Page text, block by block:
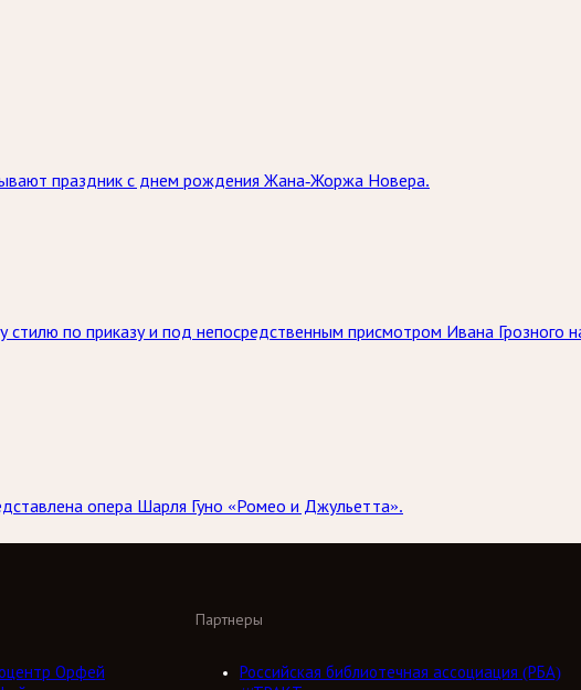
праздник с днем рождения Жана-Жоржа Новера.
по приказу и под непосредственным присмотром Ивана Грозного
опера Шарля Гуно «Ромео и Джульетта».
Орфей
Партнеры
Российская библиотечная ассоциация (РБА)